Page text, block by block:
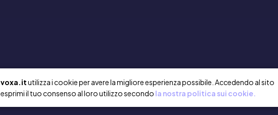
voxa.itutilizza i cookie per avere la migliore esperienza possibile. Accedendo al sito
esprimi il tuo consenso al loro utilizzo secondo la nostra politica sui cookie.